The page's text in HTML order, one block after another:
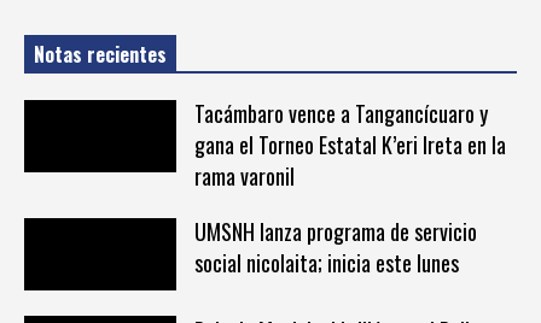
Notas recientes
Tacámbaro vence a Tangancícuaro y
gana el Torneo Estatal K’eri Ireta en la
rama varonil
UMSNH lanza programa de servicio
social nicolaita; inicia este lunes